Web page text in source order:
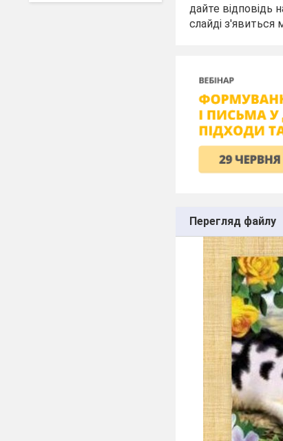
дайте відповідь
слайді з'явиться
Перегляд файлу